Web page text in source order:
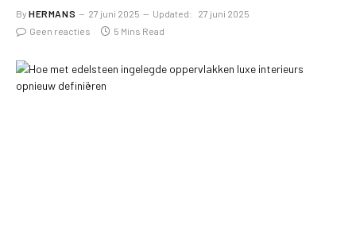
By HERMANS 27 juni 2025 Updated:
27 juni 2025
Geen reacties
5 Mins Read